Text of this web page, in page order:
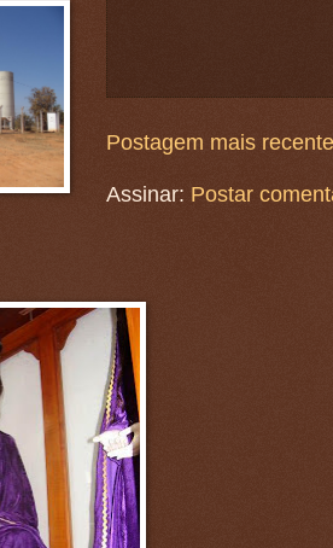
Postagem mais recente
Assinar: Postar